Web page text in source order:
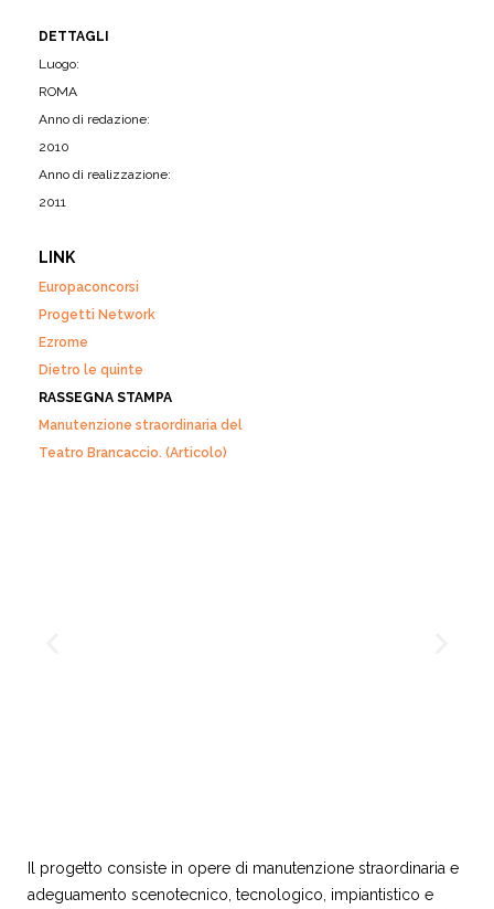
DETTAGLI
Luogo:
ROMA
Anno di redazione:
2010
Anno di realizzazione:
2011
LINK
Europaconcorsi
Progetti Network
Ezrome
Dietro le quinte
RASSEGNA STAMPA
Manutenzione straordinaria del
Teatro Brancaccio. (Articolo)
Il progetto consiste in opere di manutenzione straordinaria e
adeguamento scenotecnico, tecnologico, impiantistico e